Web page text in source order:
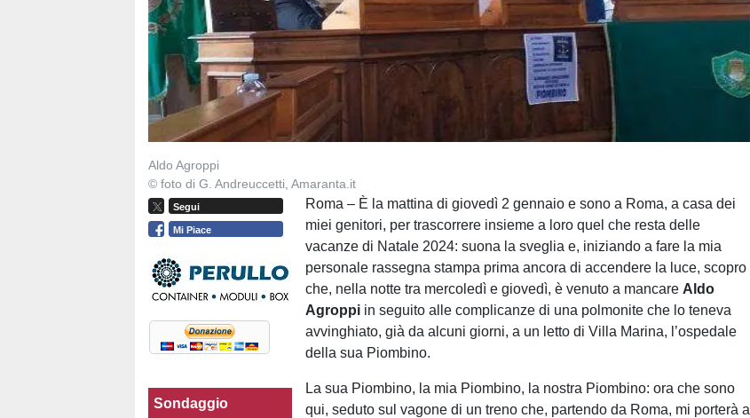
Aldo Agroppi
© foto di G. Andreuccetti, Amaranta.it
Segui
Mi Piace
Sondaggio
Roma – È la mattina di giovedì 2 gennaio e sono a Roma, a casa dei
miei genitori, per trascorrere insieme a loro quel che resta delle
vacanze di Natale 2024: suona la sveglia e, iniziando a fare la mia
personale rassegna stampa prima ancora di accendere la luce, scopro
che, nella notte tra mercoledì e giovedì, è venuto a mancare Aldo
Agroppi in seguito alle complicanze di una polmonite che lo teneva
avvinghiato, già da alcuni giorni, a un letto di Villa Marina, l’ospedale
della sua Piombino.
La sua Piombino, la mia Piombino, la nostra Piombino: ora che sono
qui, seduto sul vagone di un treno che, partendo da Roma, mi porterà a